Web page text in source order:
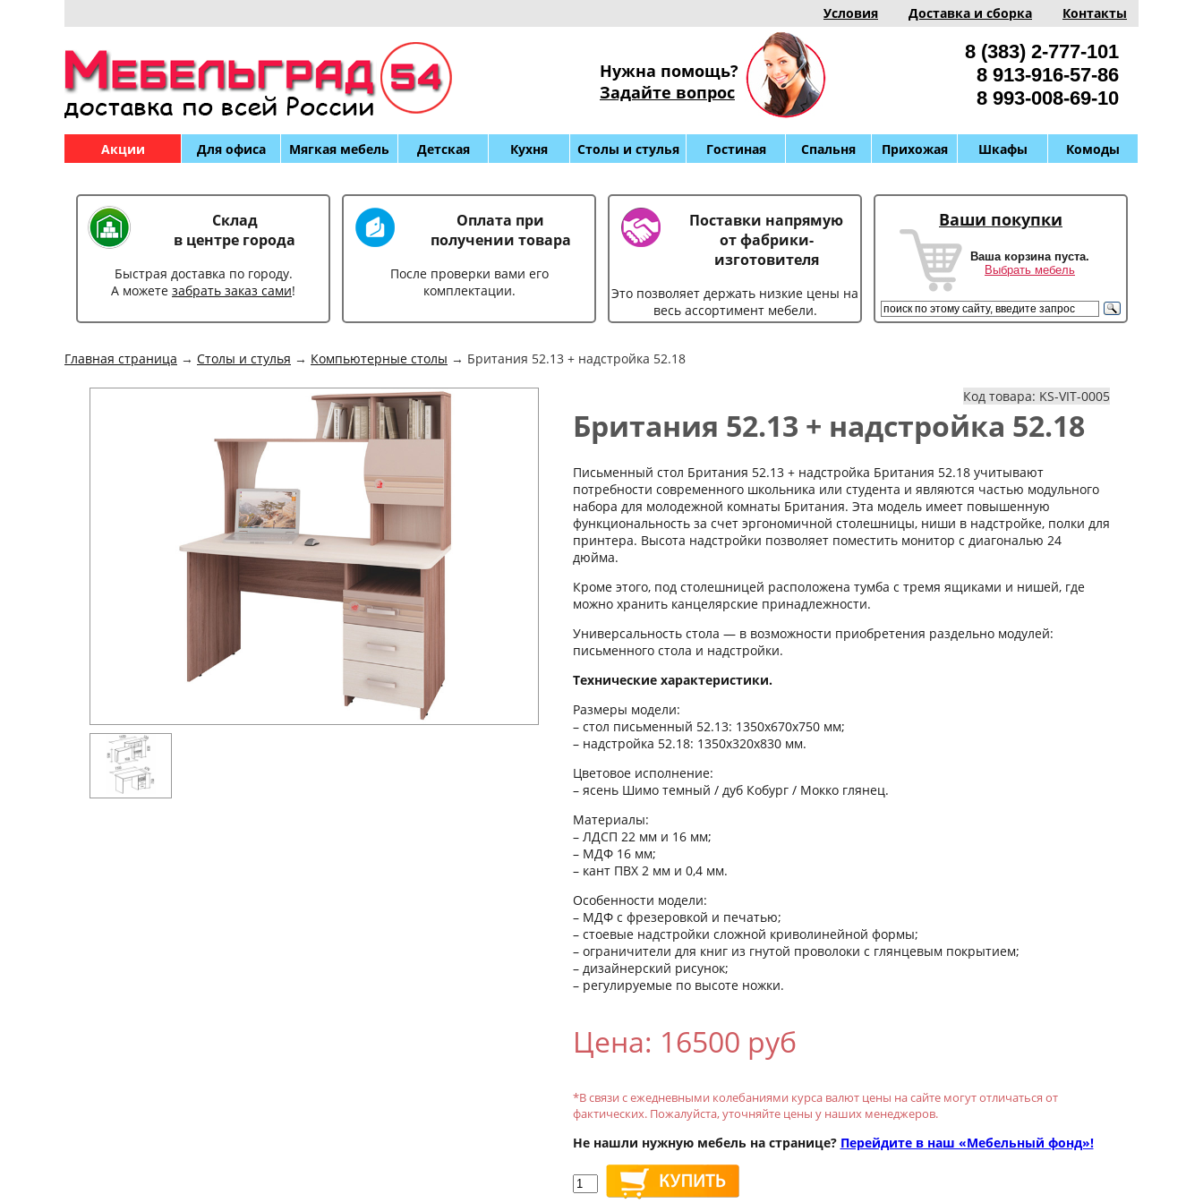
Условия Доставка и сборка Контакты
Нужна помощь?
Задайте вопрос
8 (383) 2-777-101
8 913-916-57-86
8 993-008-69-10
Акции Для офиса Мягкая мебель Детская Кухня Столы и стулья Гостиная Спальня Прихожая Шкафы Комоды
Склад
в центре города
Быстрая доставка по городу.
А можете забрать заказ сами!
Оплата при
получении товара
После проверки вами его
комплектации.
Поставки напрямую
от фабрики-
изготовителя
Это позволяет держать низкие цены на
весь ассортимент мебели.
Ваши покупки
Ваша корзина пуста.
Выбрать мебель
Главная страница → Столы и стулья → Компьютерные столы → Британия 52.13 + надстройка 52.18
Код товара: KS-VIT-0005
Британия 52.13 + надстройка 52.18
Письменный стол Британия 52.13 + надстройка Британия 52.18 учитывают
потребности современного школьника или студента и являются частью модульного
набора для молодежной комнаты Британия. Эта модель имеет повышенную
функциональность за счет эргономичной столешницы, ниши в надстройке, полки для
принтера. Высота надстройки позволяет поместить монитор с диагональю 24
дюйма.
Кроме этого, под столешницей расположена тумба с тремя ящиками и нишей, где
можно хранить канцелярские принадлежности.
Универсальность стола — в возможности приобретения раздельно модулей:
письменного стола и надстройки.
Технические характеристики.
Размеры модели:
– стол письменный 52.13: 1350x670x750 мм;
– надстройка 52.18: 1350x320x830 мм.
Цветовое исполнение:
– ясень Шимо темный / дуб Кобург / Мокко глянец.
Материалы:
– ЛДСП 22 мм и 16 мм;
– МДФ 16 мм;
– кант ПВХ 2 мм и 0,4 мм.
Особенности модели:
– МДФ с фрезеровкой и печатью;
– стоевые надстройки сложной криволинейной формы;
– ограничители для книг из гнутой проволоки с глянцевым покрытием;
– дизайнерский рисунок;
– регулируемые по высоте ножки.
Цена: 16500 руб
*В связи с ежедневными колебаниями курса валют цены на сайте могут отличаться от
фактических. Пожалуйста, уточняйте цены у наших менеджеров.
Не нашли нужную мебель на странице? Перейдите в наш «Мебельный фонд»!